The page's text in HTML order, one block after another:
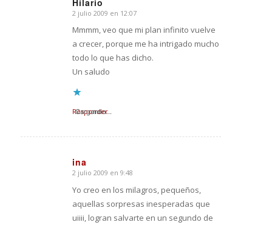
Hilario
Dice:
2 julio 2009 en 12:07
Mmmm, veo que mi plan infinito vuelve
a crecer, porque me ha intrigado mucho
todo lo que has dicho.
Un saludo
Cargando...
Responder
ina
Dice:
2 julio 2009 en 9:48
Yo creo en los milagros, pequeños,
aquellas sorpresas inesperadas que
uiiii, logran salvarte en un segundo de